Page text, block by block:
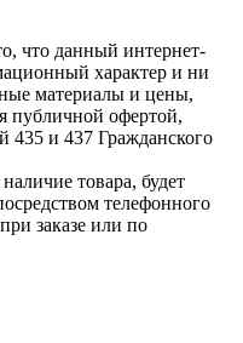
что данный интернет-
характер и ни
материалы и цены,
публичной офертой,
435 и 437 Гражданского
товара, будет
телефонного
заказе или по